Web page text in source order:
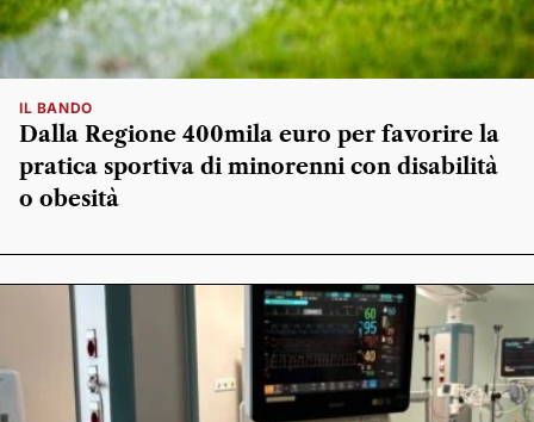
IL BANDO
Dalla Regione 400mila euro per favorire la
pratica sportiva di minorenni con disabilità
o obesità